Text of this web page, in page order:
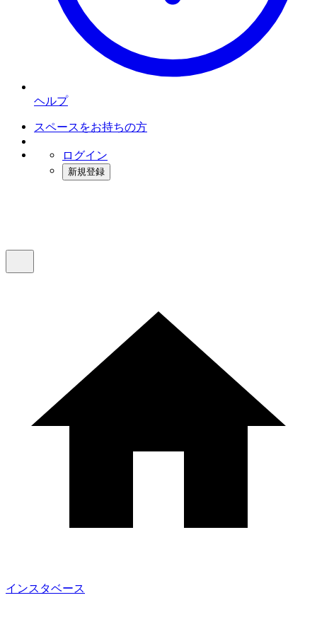
ヘルプ
スペースをお持ちの方
ログイン
新規登録
インスタベース